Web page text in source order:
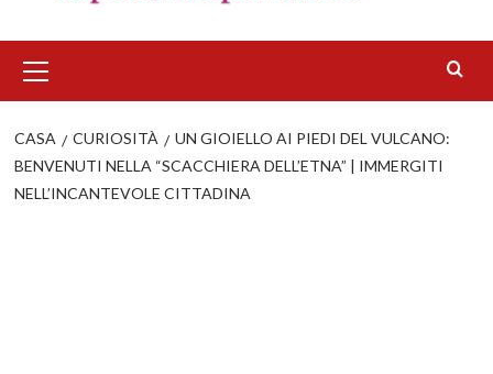
principale
CASA CURIOSITÀ
UN GIOIELLO AI PIEDI DEL VULCANO:
BENVENUTI NELLA “SCACCHIERA DELL’ETNA” | IMMERGITI
NELL’INCANTEVOLE CITTADINA